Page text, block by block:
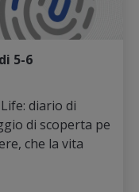
5-6
diario di
di scoperta pe
che la vita